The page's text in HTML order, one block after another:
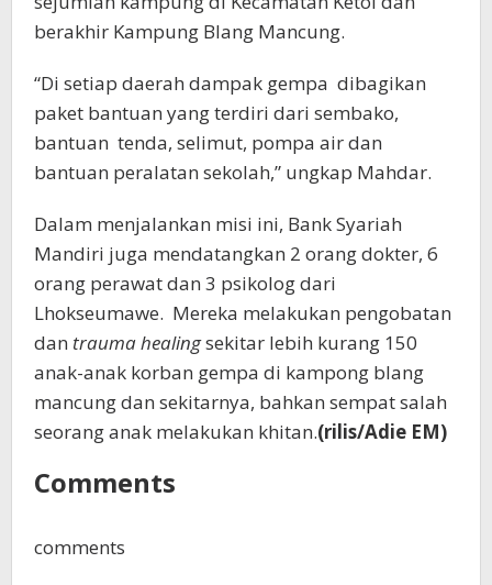
berakhir Kampung Blang Mancung.
“Di setiap daerah dampak gempa dibagikan
paket bantuan yang terdiri dari sembako,
bantuan tenda, selimut, pompa air dan
bantuan peralatan sekolah,” ungkap Mahdar.
Dalam menjalankan misi ini, Bank Syariah
Mandiri juga mendatangkan 2 orang dokter, 6
orang perawat dan 3 psikolog dari
Lhokseumawe. Mereka melakukan pengobatan
dan trauma healingsekitar lebih kurang 150
anak-anak korban gempa di kampong blang
mancung dan sekitarnya, bahkan sempat salah
seorang anak melakukan khitan.(rilis/Adie EM)
Comments
comments